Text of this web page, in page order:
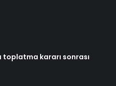
toplatma kararı sonrası